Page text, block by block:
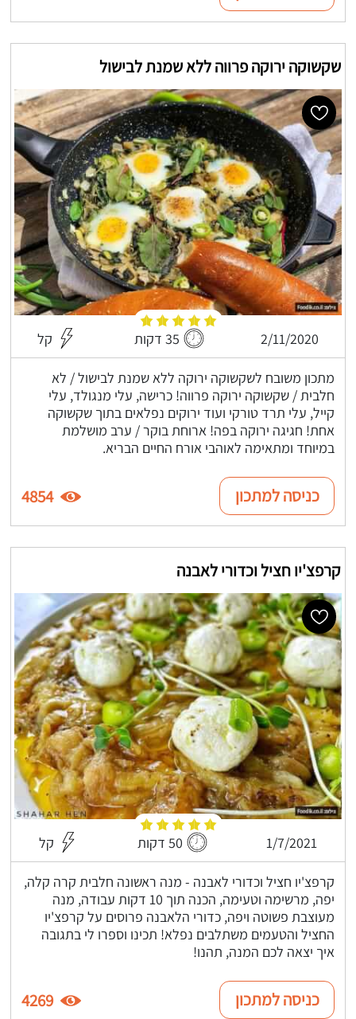
שקשוקה ירוקה פרווה ללא שמנת לבישול
2/11/2020 35 דקות קל
מתכון משובח לשקשוקה ירוקה ללא שמנת לבישול / לא
חלבית / שקשוקה ירוקה פרווה! כרישה, עלי מנגולד, עלי
קייל, עלי תרד טורקי ועוד ירוקים נפלאים בתוך שקשוקה
אחת! חגיגה ירוקה בפה! ארוחת בוקר / ערב מושלמת
במיוחד ומתאימה לאוהבי אורח החיים הבריא.
כניסה למתכון 4854
קרפצ'יו חציל וכדורי לאבנה
1/7/2021 50 דקות קל
קרפצ'יו חציל וכדורי לאבנה - מנה ראשונה חלבית קרה קלה,
יפה, מרשימה וטעימה, הכנה תוך 10 דקות עבודה, מנה
מעוצבת פשוטה ויפה, כדורי הלאבנה פרוסים על קרפצ'יו
החציל והטעמים משתלבים נפלא! תכינו וספרו לי בתגובה
איך יצאה לכם המנה, תהנו!
כניסה למתכון 4269